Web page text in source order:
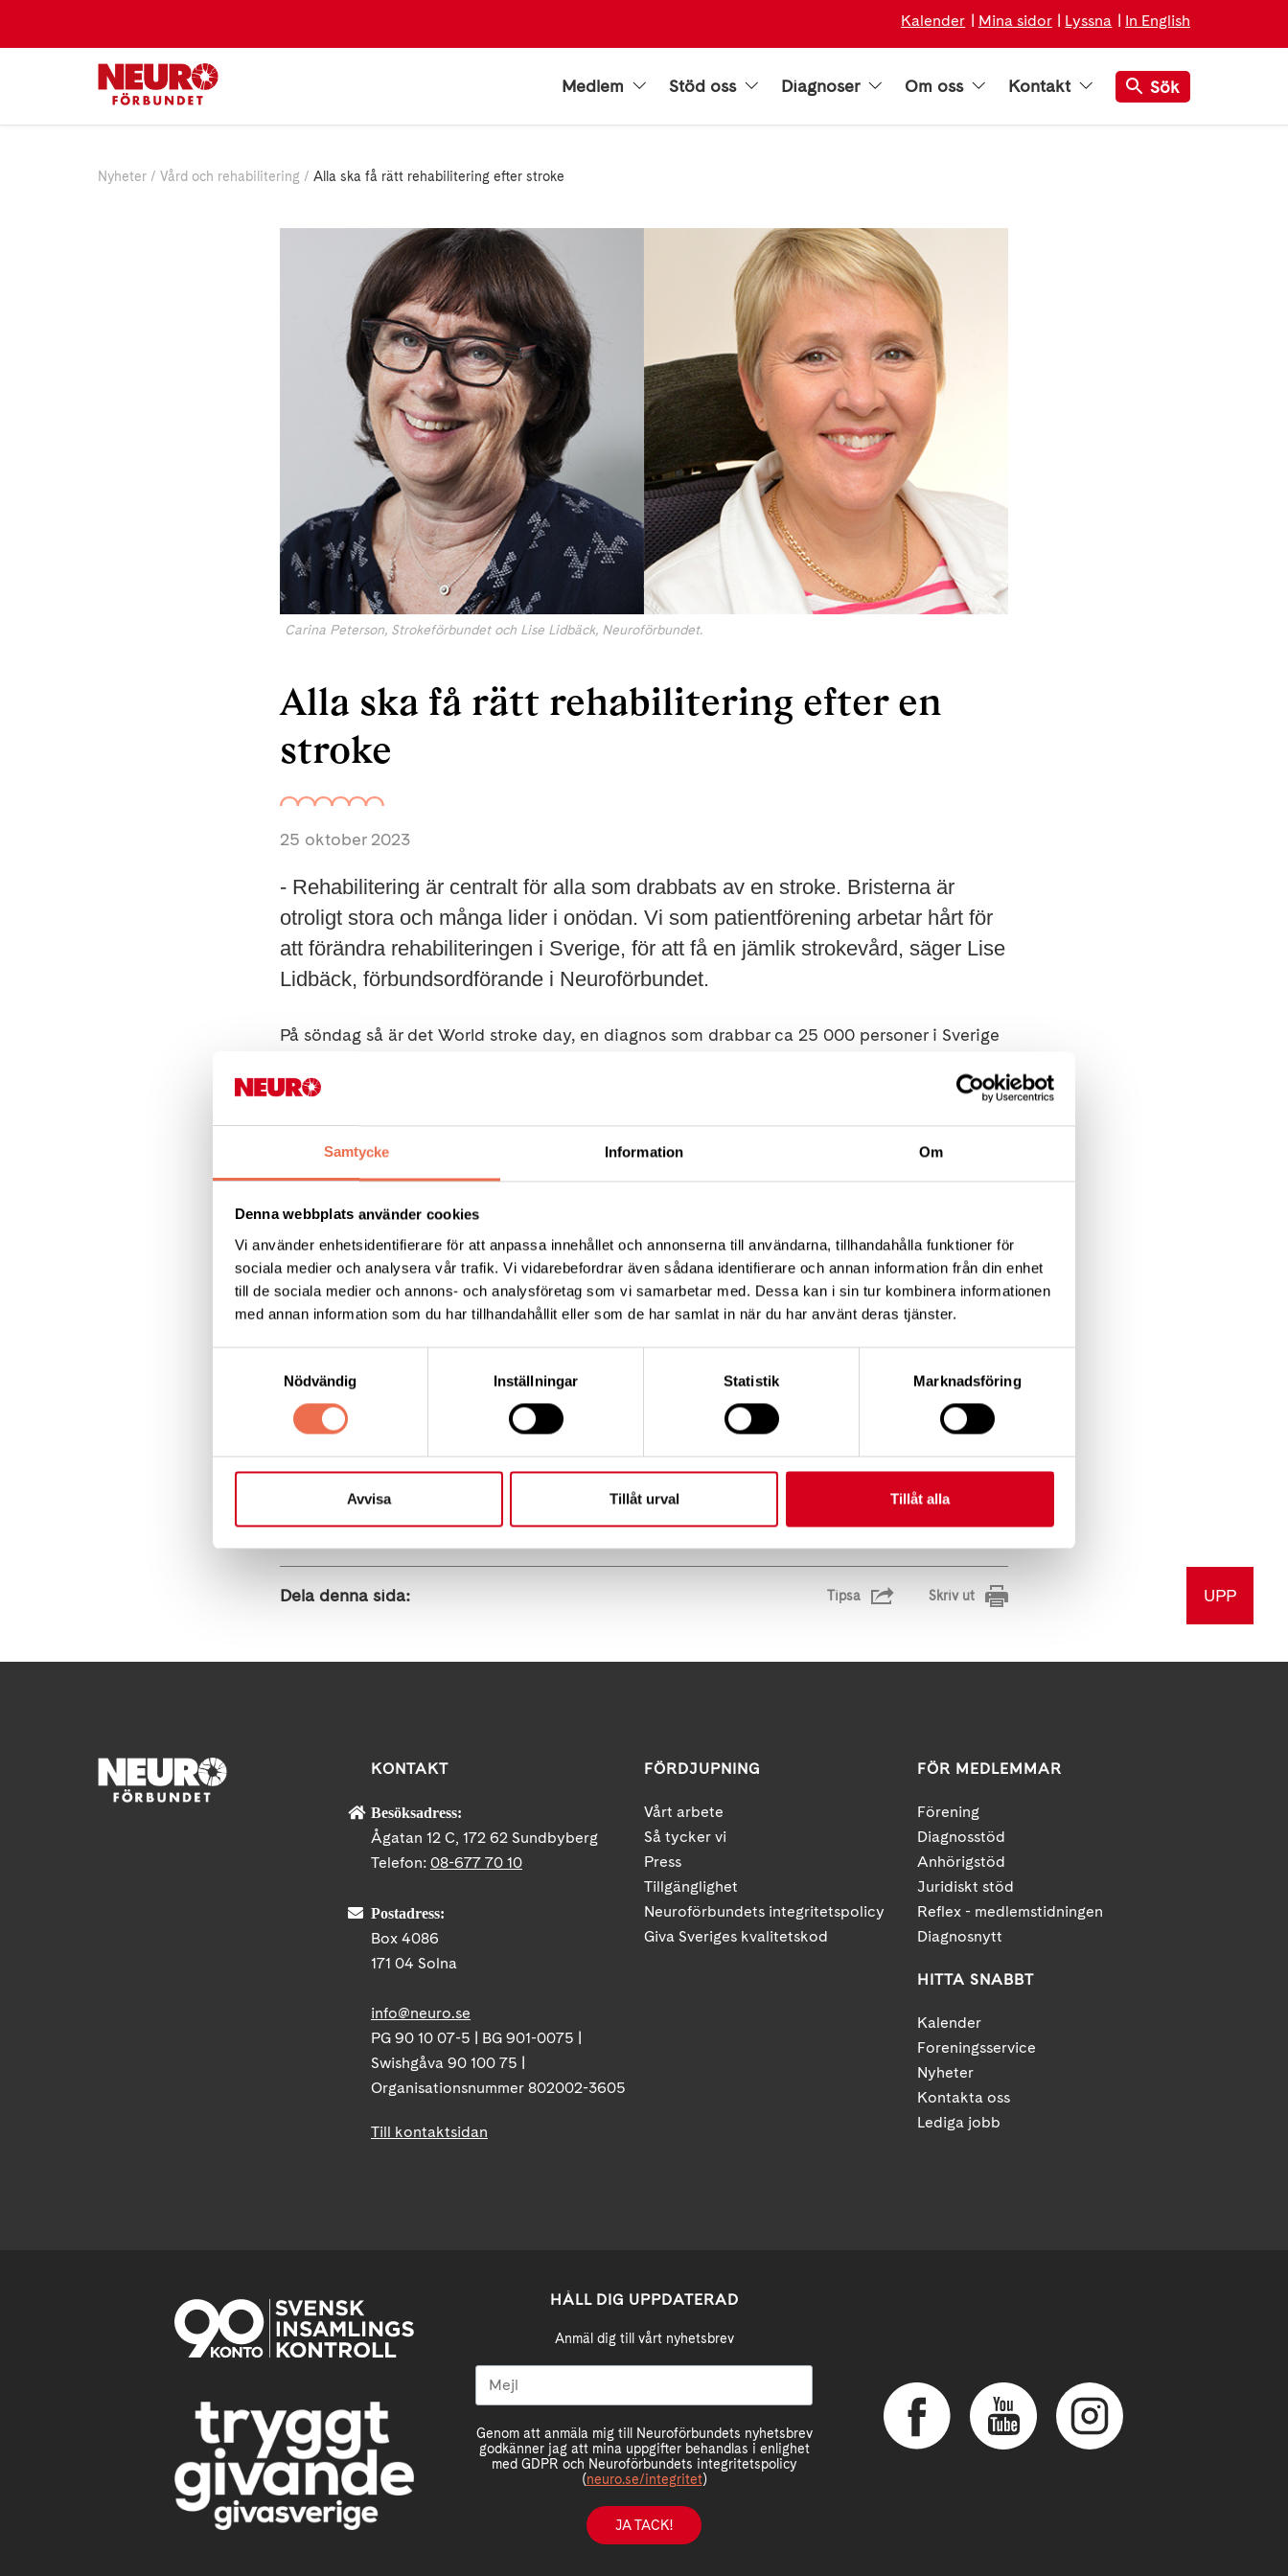
Samtycke Information Om
Denna webbplats använder cookies
Vi använder enhetsidentifierare för att anpassa innehållet och annonserna till användarna, tillhandahålla funktioner för
sociala medier och analysera vår trafik. Vi vidarebefordrar även sådana identifierare och annan information från din enhet
till de sociala medier och annons- och analysföretag som vi samarbetar med. Dessa kan i sin tur kombinera informationen
med annan information som du har tillhandahållit eller som de har samlat in när du har använt deras tjänster.
Nödvändig
Inställningar Statistik Marknadsföring
Avvisa Tillåt urval Tillåt alla
Kalender Mina sidor Lyssna In English
Medlem Stöd oss Diagnoser Om oss Kontakt Sök
Nyheter Vård och rehabilitering Alla ska få rätt rehabilitering efter stroke
Carina Peterson, Strokeförbundet och Lise Lidbäck, Neuroförbundet.
Alla ska få rätt rehabilitering efter en
stroke
25 oktober 2023
- Rehabilitering är centralt för alla som drabbats av en stroke. Bristerna är
otroligt stora och många lider i onödan. Vi som patientförening arbetar hårt för
att förändra rehabiliteringen i Sverige, för att få en jämlik strokevård, säger Lise
Lidbäck, förbundsordförande i Neuroförbundet.
På söndag så är det World stroke day, en diagnos som drabbar ca 25 000 personer i Sverige
För många är patientföreningar betydelsefulla när livet efter en stroke ska ta form.
– Livet kan se helt annorlunda ut efter en stroke. Sådant som tidigare var enkelt att göra kan
liknande situation. Det gör stor skillnad för många, berättar Carina Petersson, ordförande i
Strokeförbundet.
Neuroförbundet och Strokeförbundet arbetar för att sprida kunskap om stroke och andra
Läs hela artikeln på doktorn.com
Dela denna sida: Tipsa Skriv ut UPP
KONTAKT
Besöksadress:
Ågatan 12 C, 172 62 Sundbyberg
Telefon: 08-677 70 10
Postadress:
Box 4086
171 04 Solna
info@neuro.se
PG 90 10 07-5 | BG 901-0075 |
Swishgåva 90 100 75 |
Organisationsnummer 802002-3605
Till kontaktsidan
FÖRDJUPNING
Vårt arbete
Så tycker vi
Press
Tillgänglighet
Neuroförbundets integritetspolicy
Giva Sveriges kvalitetskod
FÖR MEDLEMMAR
Förening
Diagnosstöd
Anhörigstöd
Juridiskt stöd
Reflex - medlemstidningen
Diagnosnytt
HITTA SNABBT
Kalender
Foreningsservice
Nyheter
Kontakta oss
Lediga jobb
HÅLL DIG UPPDATERAD
Anmäl dig till vårt nyhetsbrev
Genom att anmäla mig till Neuroförbundets nyhetsbrev
godkänner jag att mina uppgifter behandlas i enlighet
med GDPR och Neuroförbundets integritetspolicy
(neuro.se/integritet)
JA TACK!